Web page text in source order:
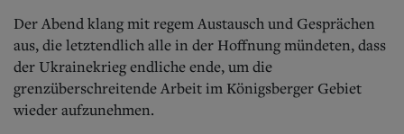
Der Abend klang mit regem Austausch und Gesprächen
aus, die letztendlich alle in der Hoffnung mündeten, dass
der Ukrainekrieg endliche ende, um die
grenzüberschreitende Arbeit im Königsberger Gebiet
wieder aufzunehmen.